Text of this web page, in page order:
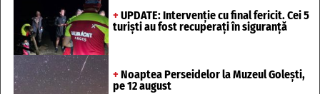
+ UPDATE: Intervenție cu final fericit. Cei 5
turiști au fost recuperați în siguranță
+ Noaptea Perseidelor la Muzeul Golești,
pe 12 august